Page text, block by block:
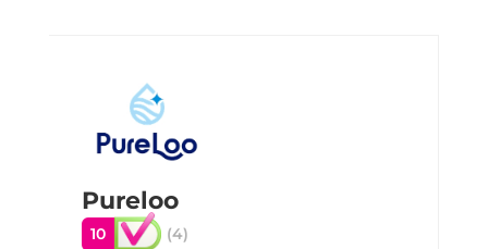
Pureloo
10 (4)